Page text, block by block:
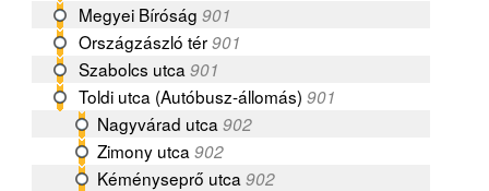
Megyei Bíróság 901
Országzászló tér901
Szabolcs utca 901
Toldi utca (Autóbusz-állomás) 901
Nagyvárad utca 902
Zimony utca 902
Kéményseprő utca 902